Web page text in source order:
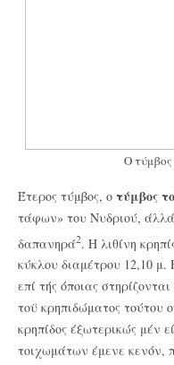
Ο τύμβος
Έτερος τύμβος, ο τύμβος
τάφων» του Νυδριού,
δαπανηρά2. H λιθίνη
κύκλου διαμέτρου 12,10 μ.
επί τής όποιας
τοϋ κρηπιδώματος τούτου
κρηπίδος έξωτερικώς μέν
τοιχωμάτων έμενε κενόν,